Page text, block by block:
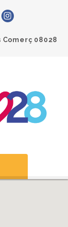
08028